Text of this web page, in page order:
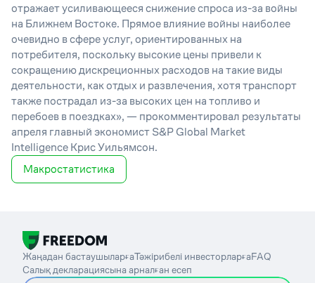
отражает усиливающееся снижение спроса из-за войны
на Ближнем Востоке. Прямое влияние войны наиболее
очевидно в сфере услуг, ориентированных на
потребителя, поскольку высокие цены привели к
сокращению дискреционных расходов на такие виды
деятельности, как отдых и развлечения, хотя транспорт
также пострадал из-за высоких цен на топливо и
перебоев в поездках», — прокомментировал результаты
апреля главный экономист S&P Global Market
Intelligence Крис Уильямсон.
Макростатистика
Жаңадан бастаушыларғаТәжірибелі инвесторларғаFAQ
Салық декларациясына арналған есеп